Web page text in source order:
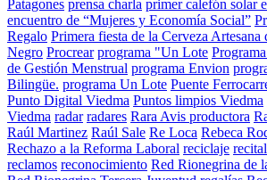
Patagones prensa charla primer calefón solar
encuentro de “Mujeres y Economía Social”
Regalo Primera fiesta de la Cerveza Artesana
Negro Procrear programa "Un Lote
de Gestión Menstrual programa Envion
Bilingüe. programa Un Lote Puente
Punto Digital Viedma Puntos limpios Viedma
Viedma radar radares Rara Avis productora
Raúl Martinez Raúl Sale Re Loca Rebeca
Rechazo a la Reforma Laboral reciclaje recital
reclamos reconocimiento Red Rionegrina de